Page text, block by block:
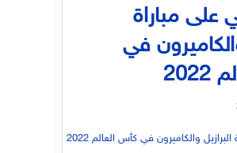
على مباراة
في